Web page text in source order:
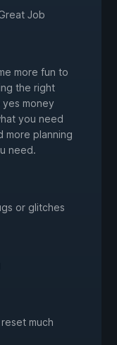
Job
more fun to
the right
money
you need
more planning
need.
or glitches
much